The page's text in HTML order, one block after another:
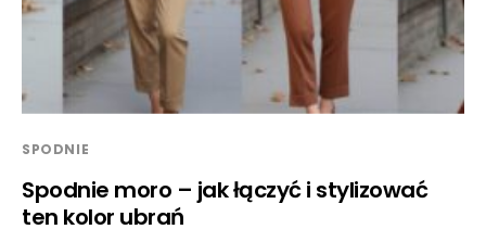
SPODNIE
Spodnie moro – jak łączyć i stylizować
ten kolor ubrań